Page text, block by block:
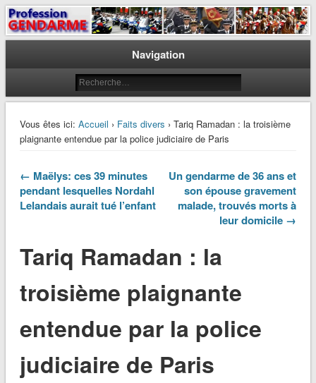
Profession Gendarme
Le journal des gendarmes
Navigation
Vous êtes ici: Accueil › Faits divers › Tariq Ramadan : la troisième
plaignante entendue par la police judiciaire de Paris
← Maëlys: ces 39 minutes
pendant lesquelles Nordahl
Lelandais aurait tué l’enfant
Un gendarme de 36 ans et
son épouse gravement
malade, trouvés morts à
leur domicile →
Tariq Ramadan : la
troisième plaignante
entendue par la police
judiciaire de Paris